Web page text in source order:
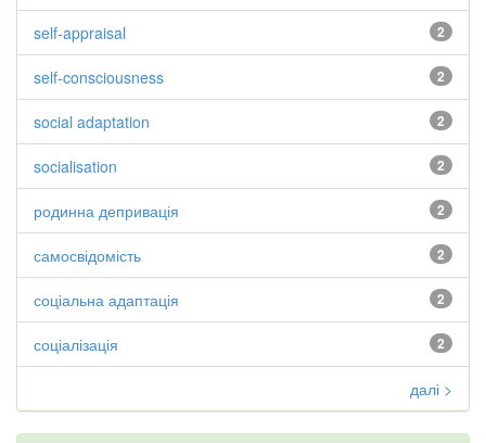
2
self-appraisal
2
self-consciousness
2
social adaptation
2
socialisation
2
родинна депривація
2
самосвідомість
2
соціальна адаптація
2
соціалізація
далі >